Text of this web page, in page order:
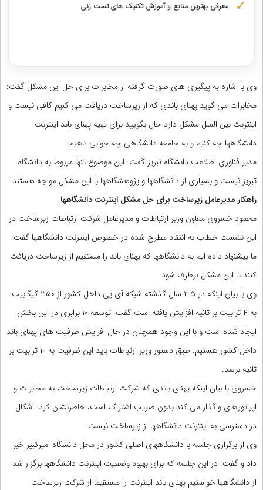
معرفی بهترین منابع و آموزش تکنیک های تست زنی
وی با اشاره به پیگیری های صورت گرفته از مخابرات برای حل این مشکل گفت:
مخابرات می گوید پهنای باندی که از زیرساخت دریافت می کنیم کافی نیست و
اینترنت بین الملل مشکل دارد حال بگویید برای تهیه پهنای باند اینترنت
دانشگاهها چه کنیم و به جامعه دانشگاهی چه جوابی دهیم.
مدیر فناوری اطلاعت دانشگاه تبریز گفت: این موضوع تنها مربوط به دانشگاه
تبریز نیست و بسیاری از دانشگاهها و پژوهشگاهها با این مشکل مواجه هستند.
راهکار مدیرعامل زیرساخت برای حل مشکل اینترنت دانشگاهها
محمود خسروی معاون وزیر ارتباطات و مدیرعامل شرکت ارتباطات زیرساخت در
این نشست خطاب به انتقاد مطرح شده در خصوص اینترنت دانشگاهها گفت:
ما پیشنهاد داده ایم به دانشگاهها که پهنای باند را مستقیم از زیرساخت دریافت
کنند تا این مشکل برطرف شود.
وی با بیان اینکه در ۲.۵ سال گذشته شبکه آی پی داخل کشور از ۳۵۰ گیگابیت
به ۴ ترابیت بر ثانیه افزایش یافته است گفت: توسعه ۱۰ برابری در این بخش
ایجاد شده است و با این وجود همچنان در حال افزایش ظرفیت های پهنای باند
داخل کشور هستیم. طبق دستور وزیر ارتباطات باید این ظرفیت به ۱۰ ترابیت بر
ثانیه برسد.
خسروی با بیان اینکه پهنای باندی که شرکت ارتباطات زیرساخت به مخابرات و
اپراتورهای واگذار می کند بدون ضریب اشتراک است، خاطرنشان کرد: اشکال
در دسترسی به اینترنت دانشگاهها از زیرساخت نیست.
وی از برگزاری جلسه با دانشگاههای اصلی کشور در محل دانشگاه امیرکبیر خبر
داد و گفت: در این جلسه که برای بهبود وضعیت اینترنت دانشگاهها برگزار شد
از دانشگاهها خواستیم پهنای باند اینترنت را مستقیما از شرکت زیرساخت